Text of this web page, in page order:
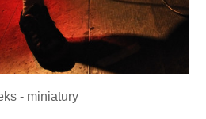
- miniatury